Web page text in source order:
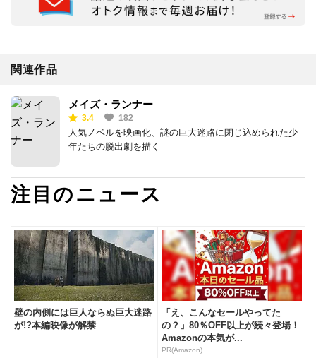
関連作品
メイズ・ランナー
3.4 182
人気ノベルを映画化、謎の巨大迷路に閉じ込められた少
年たちの脱出劇を描く
注目のニュース
壁の内側には巨人ならぬ巨大迷路
が!?本編映像が解禁
「え、こんなセールやってた
の？」80％OFF以上が続々登場！
Amazonの本気が...
PR(Amazon)